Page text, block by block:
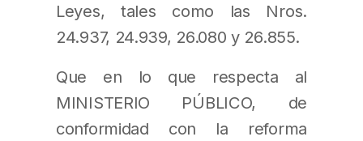
Leyes, tales como las Nros.
24.937, 24.939, 26.080 y 26.855.
Que en lo que respecta al
MINISTERIO PÚBLICO, de
conformidad con la reforma